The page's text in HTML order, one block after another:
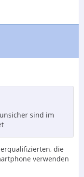
sind im
die
verwenden